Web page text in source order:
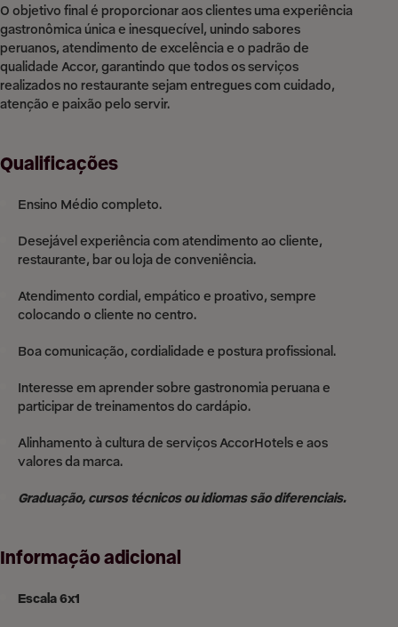
O objetivo final é proporcionar aos clientes uma experiência
gastronômica única e inesquecível, unindo sabores
peruanos, atendimento de excelência e o padrão de
qualidade Accor, garantindo que todos os serviços
realizados no restaurante sejam entregues com cuidado,
atenção e paixão pelo servir.
Qualificações
Ensino Médio completo.
Desejável experiência com atendimento ao cliente,
restaurante, bar ou loja de conveniência.
Atendimento cordial, empático e proativo, sempre
colocando o cliente no centro.
Boa comunicação, cordialidade e postura profissional.
Interesse em aprender sobre gastronomia peruana e
participar de treinamentos do cardápio.
Alinhamento à cultura de serviços AccorHotels e aos
valores da marca.
Graduação, cursos técnicos ou idiomas são diferenciais.
Informação adicional
Escala 6x1